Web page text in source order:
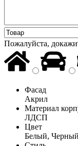
Пожалуйста,
Фасад
Акрил
Материал
ЛДСП
Цвет
Белый, Черный